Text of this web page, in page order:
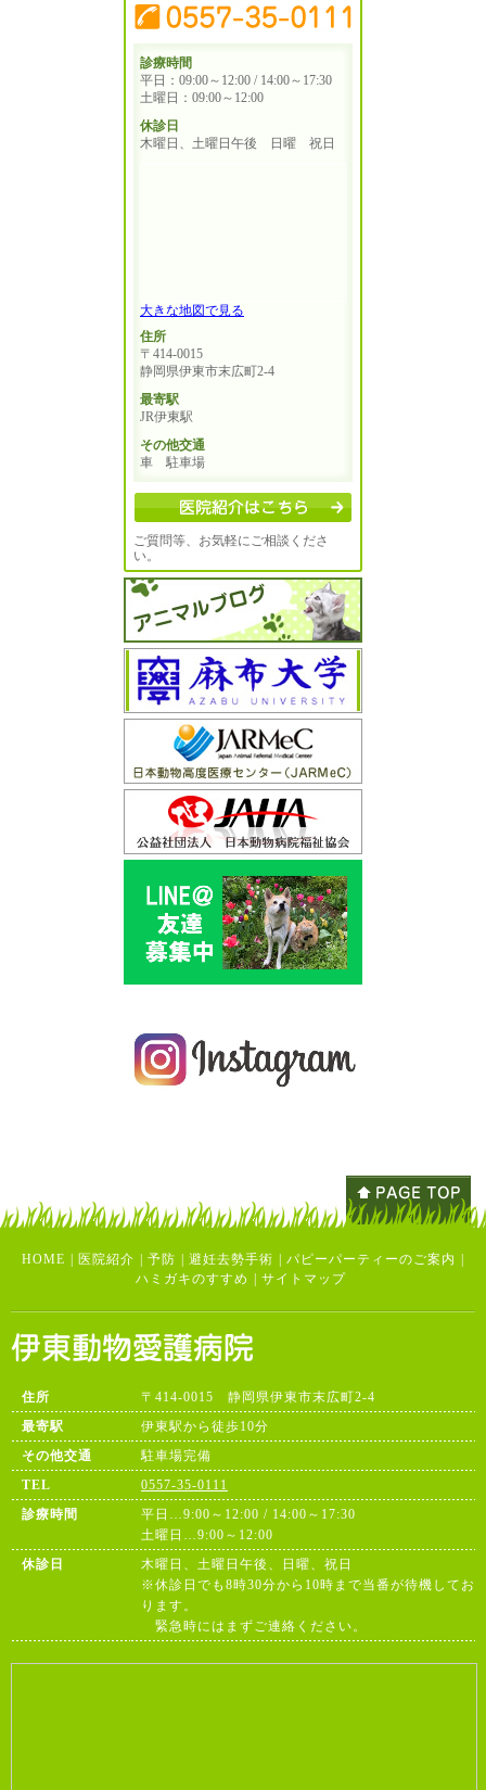
診療時間
平日：09:00～12:00 / 14:00～17:30
土曜日：09:00～12:00
休診日
木曜日、土曜日午後 日曜 祝日
大きな地図で見る
住所
〒414-0015
静岡県伊東市末広町2-4
最寄駅
JR伊東駅
その他交通
車 駐車場
ご質問等、お気軽にご相談くださ
い。
HOME | 医院紹介 | 予防 | 避妊去勢手術 | パピーパーティーのご案内 |
ハミガキのすすめ | サイトマップ
住所
〒414-0015 静岡県伊東市末広町2-4
最寄駅
伊東駅から徒歩10分
その他交通
駐車場完備
TEL
0557-35-0111
診療時間
平日…9:00～12:00 / 14:00～17:30
土曜日…9:00～12:00
休診日
木曜日、土曜日午後、日曜、祝日
※休診日でも8時30分から10時まで当番が待機してお
ります。
緊急時にはまずご連絡ください。